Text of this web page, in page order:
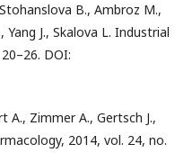
B., Ambroz M.,
Yang J., Skalova L. Industrial
DOI:
A., Zimmer A., Gertsch J.,
2014, vol. 24, no.